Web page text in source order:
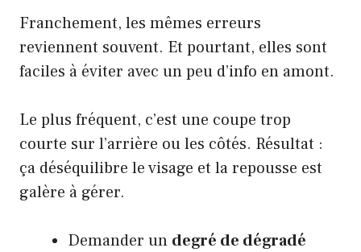
Franchement, les mêmes erreurs
reviennent souvent. Et pourtant, elles sont
faciles à éviter avec un peu d’info en amont.
Le plus fréquent, c’est une coupe trop
courte sur l’arrière ou les côtés. Résultat :
ça déséquilibre le visage et la repousse est
galère à gérer.
Demander un degré de dégradé